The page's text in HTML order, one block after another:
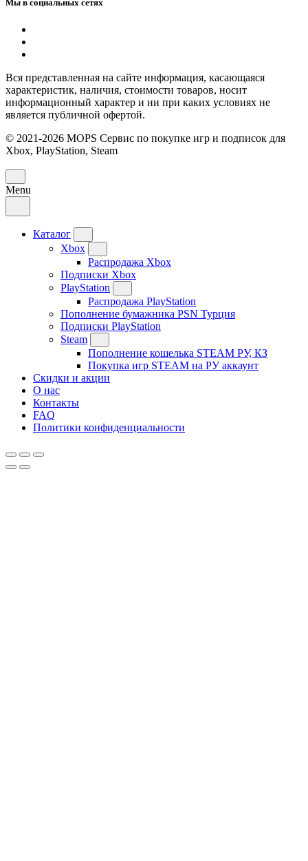
Мы в социальных сетях
Вся представленная на сайте информация, касающаяся
характеристик, наличия, стоимости товаров, носит
информационный характер и ни при каких условиях не
является публичной офертой.
© 2021-2026 MOPS Сервис по покупке игр и подписок для
Xbox, PlayStation, Steam
Menu
Каталог
Xbox
Распродажа Xbox
Подписки Xbox
PlayStation
Распродажа PlayStation
Пополнение бумажника PSN Турция
Подписки PlayStation
Steam
Пополнение кошелька STEAM РУ, КЗ
Покупка игр STEAM на РУ аккаунт
Скидки и акции
О нас
Контакты
FAQ
Политики конфиденциальности